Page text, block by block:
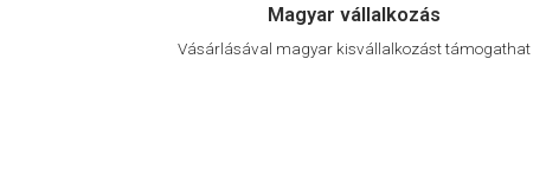
Magyar vállalkozás
Vásárlásával magyar kisvállalkozást támogathat